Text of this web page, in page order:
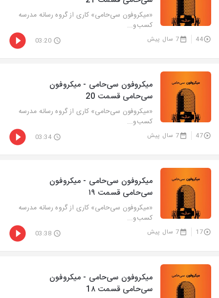
«میکروفون سی‌حامی» کاری از گروه رسانه مدرسه
کسب‌و‌...
44 7 سال پیش 03:20
میکروفون سی‌حامی - میکروفون
سی‌حامی قسمت 20
«میکروفون سی‌حامی» کاری از گروه رسانه مدرسه
کسب‌و‌...
47 7 سال پیش 03:34
میکروفون سی‌حامی - میکروفون
سی‌حامی قسمت ۱۹
«میکروفون سی‌حامی» کاری از گروه رسانه مدرسه
کسب‌و‌...
17 7 سال پیش 03:38
میکروفون سی‌حامی - میکروفون
سی‌حامی قسمت 1۸